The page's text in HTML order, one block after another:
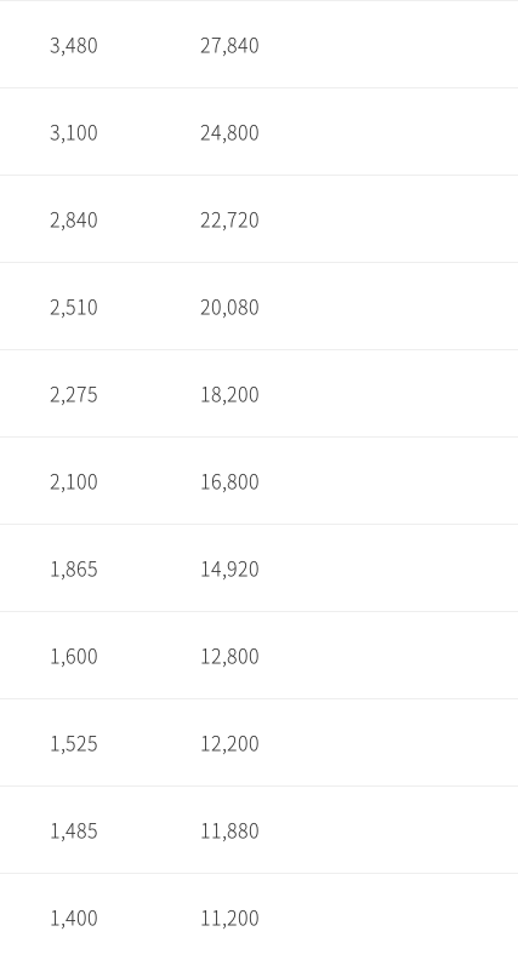
3,480 27,840
3,100 24,800
2,840 22,720
2,510 20,080
2,275 18,200
2,100 16,800
1,865 14,920
1,600 12,800
1,525 12,200
1,485 11,880
1,400 11,200